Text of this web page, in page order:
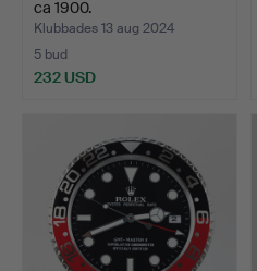
ca 1900.
Klubbades 13 aug 2024
5 bud
232 USD